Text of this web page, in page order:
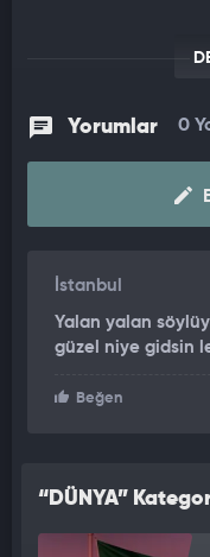
Yorumlar 0
İstanbul
Yalan yalan
güzel niye gidsin
Beğen
“DÜNYA”